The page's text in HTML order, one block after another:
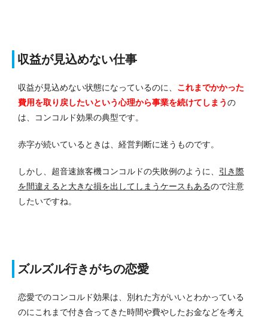
収益が見込めない仕事
収益が見込めない状態になっているのに、 これまでかかった
費用を取り戻したいという心理から事業を続けてしまうの
は、コンコルド効果の典型です。
赤字が続いているときは、経営判断に迷うものです。
しかし、超音速旅客機コンコルドの失敗例のように、 引き際
を間違えると大きな損を出してしまうケースもあるので注意
したいですね。
ズルズル行きがちの恋愛
恋愛でのコンコルド効果は、別れた方がいいとわかっている
のにこれまで付き合ってきた時間や費やしたお金などを考え